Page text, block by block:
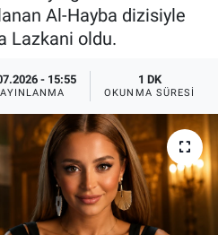
Al-Hayba dizisiyle
Lazkani oldu.
- 15:55 1 DK
OKUNMA SÜRESI